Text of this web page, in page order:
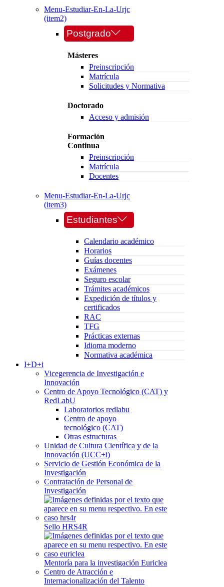
Menu-Estudiar-En-La-Urjc
(item2)
Postgrado
Másteres
Preinscripción
Matrícula
Solicitudes y Normativa
Doctorado
Acceso y admisión
Formación
Continua
Preinscripción
Matrícula
Docentes
Menu-Estudiar-En-La-Urjc
(item3)
Estudiantes
Calendario académico
Horarios
Guías docentes
Exámenes
Seguro escolar
Trámites académicos
Expedición de títulos y
certificados
RAC
TFG
Prácticas externas
Idioma moderno
Normativa académica
I+D+i
Vicegerencia de Investigación e
Innovación
Centro de Apoyo Tecnológico (CAT) y
RedLabU
Laboratorios redlabu
Centro de apoyo
tecnológico (CAT)
Otras estructuras
Unidad de Cultura Científica y de la
Innovación (UCC+i)
Servicio de Gestión Económica de la
Investigación
Contratación de Personal de
Investigación
Sello HRS4R
Mentoría para la investigación Euriclea
Centro de Atracción e
Internacionalización del Talento